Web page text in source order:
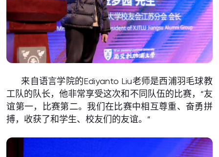
来自语言学院的Ediyanto Liu老师是西浦羽毛球教
工队的队长，他非常享受这次和不同队伍的比赛，“友
谊第一，比赛第二。我们在比赛中相互尊重、奋勇拼
搏，收获了和学生、校友们的友谊。”